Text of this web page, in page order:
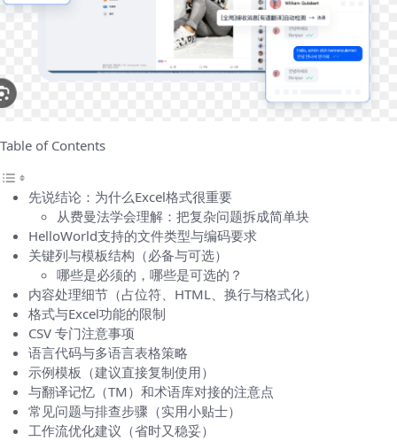
Table of Contents
先说结论：为什么Excel格式很重要
从费曼法学会理解：把复杂问题拆成简单块
HelloWorld支持的文件类型与编码要求
关键列与模板结构（必备与可选）
哪些是必须的，哪些是可选的？
内容处理细节（占位符、HTML、换行与格式化）
格式与Excel功能的限制
CSV 专门注意事项
语言代码与多语言表格策略
示例模板（建议直接复制使用）
与翻译记忆（TM）和术语库对接的注意点
常见问题与排查步骤（实用小贴士）
工作流优化建议（省时又稳妥）